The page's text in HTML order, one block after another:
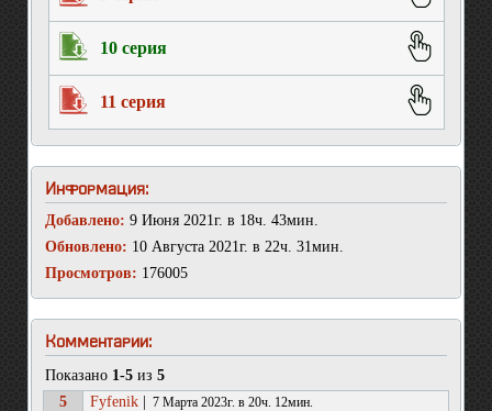
10 серия
11 серия
Информация:
Добавлено: 9 Июня 2021г. в 18ч. 43мин.
Обновлено: 10 Августа 2021г. в 22ч. 31мин.
Просмотров: 176005
Комментарии:
Показано 1-5 из 5
5
Fyfenik 7 Марта 2023г. в 20ч. 12мин.